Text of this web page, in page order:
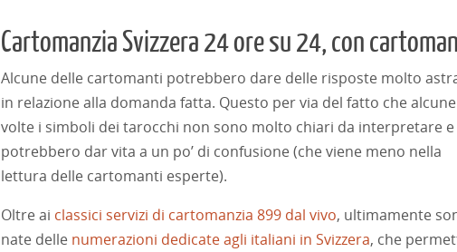
Cartomanzia Svizzera 24 ore su 24, con
Alcune delle cartomanti potrebbero dare delle risposte molto
in relazione alla domanda fatta. Questo per via del fatto che alcune
volte i simboli dei tarocchi non sono molto chiari da interpretare e
potrebbero dar vita a un po’ di confusione (che viene meno nella
lettura delle cartomanti esperte).
Oltre ai classici servizi di cartomanzia 899 dal vivo, ultimamente
nate delle numerazioni dedicate agli italiani in Svizzera, che